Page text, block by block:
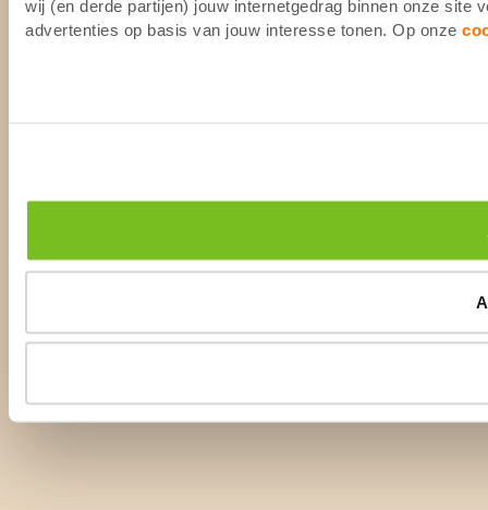
wij (en derde partijen) jouw internetgedrag binnen onze site
advertenties op basis van jouw interesse tonen. Op onze